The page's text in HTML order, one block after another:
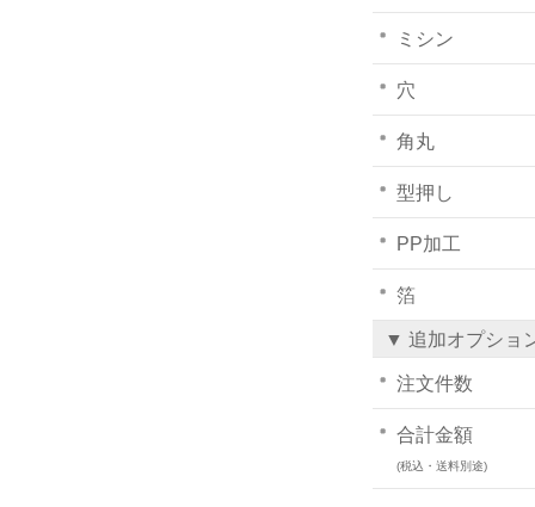
ミシン
穴
角丸
型押し
PP加工
箔
▼ 追加オプショ
注文件数
合計金額
(税込・送料別途)